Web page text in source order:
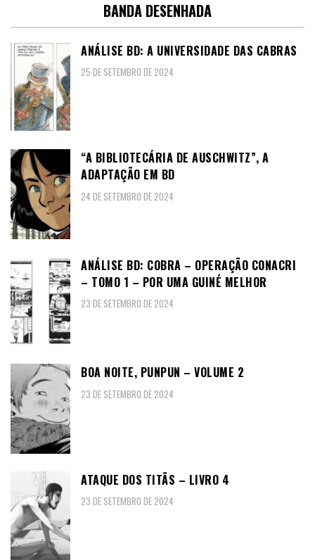
BANDA DESENHADA
ANÁLISE BD: A UNIVERSIDADE DAS CABRAS
25 DE SETEMBRO DE 2024
“A BIBLIOTECÁRIA DE AUSCHWITZ”, A
ADAPTAÇÃO EM BD
24 DE SETEMBRO DE 2024
ANÁLISE BD: COBRA – OPERAÇÃO CONACRI
– TOMO 1 – POR UMA GUINÉ MELHOR
23 DE SETEMBRO DE 2024
BOA NOITE, PUNPUN – VOLUME 2
23 DE SETEMBRO DE 2024
ATAQUE DOS TITÃS – LIVRO 4
23 DE SETEMBRO DE 2024